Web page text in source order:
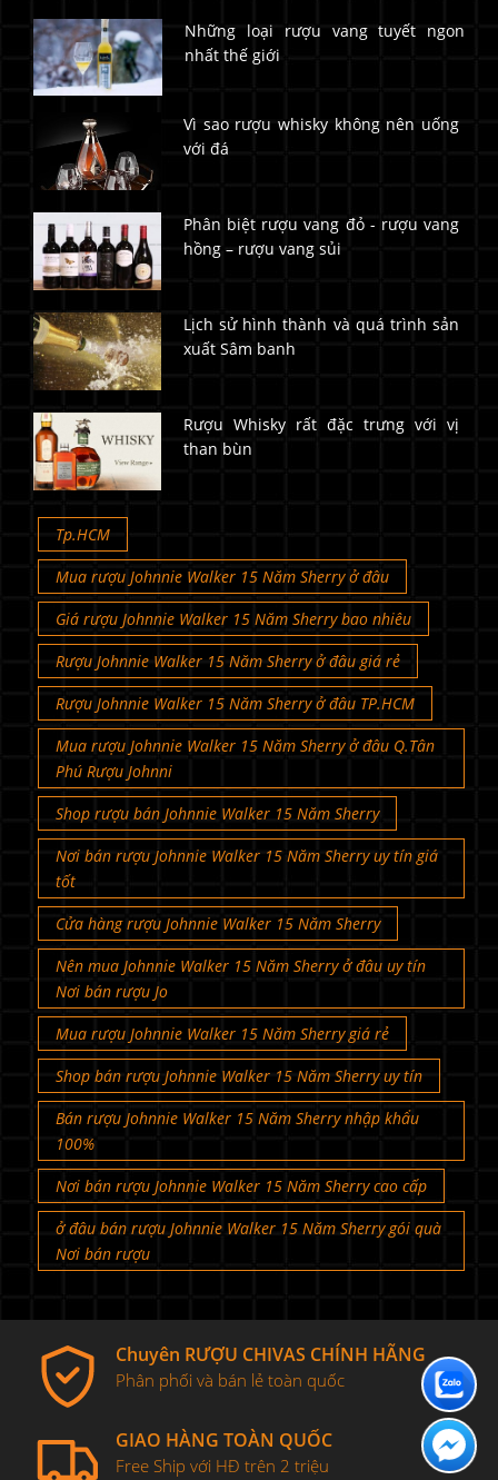
Những loại rượu vang tuyết ngon
nhất thế giới
Vì sao rượu whisky không nên uống
với đá
Phân biệt rượu vang đỏ - rượu vang
hồng – rượu vang sủi
Lịch sử hình thành và quá trình sản
xuất Sâm banh
Rượu Whisky rất đặc trưng với vị
than bùn
Tp.HCM
Mua rượu Johnnie Walker 15 Năm Sherry ở đâu
Giá rượu Johnnie Walker 15 Năm Sherry bao nhiêu
Rượu Johnnie Walker 15 Năm Sherry ở đâu giá rẻ
Rượu Johnnie Walker 15 Năm Sherry ở đâu TP.HCM
Mua rượu Johnnie Walker 15 Năm Sherry ở đâu Q.Tân
Phú Rượu Johnni
Shop rượu bán Johnnie Walker 15 Năm Sherry
Nơi bán rượu Johnnie Walker 15 Năm Sherry uy tín giá
tốt
Cửa hàng rượu Johnnie Walker 15 Năm Sherry
Nên mua Johnnie Walker 15 Năm Sherry ở đâu uy tín
Nơi bán rượu Jo
Mua rượu Johnnie Walker 15 Năm Sherry giá rẻ
Shop bán rượu Johnnie Walker 15 Năm Sherry uy tín
Bán rượu Johnnie Walker 15 Năm Sherry nhập khẩu
100%
Nơi bán rượu Johnnie Walker 15 Năm Sherry cao cấp
ở đâu bán rượu Johnnie Walker 15 Năm Sherry gói quà
Nơi bán rượu
Chuyên RƯỢU CHIVAS CHÍNH HÃNG
Phân phối và bán lẻ toàn quốc
GIAO HÀNG TOÀN QUỐC
Free Ship với HĐ trên 2 triệu